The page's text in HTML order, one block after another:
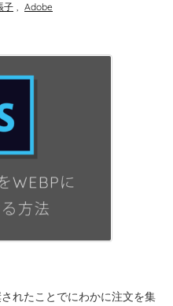
子 , Adobe
れたことでにわかに注文を集